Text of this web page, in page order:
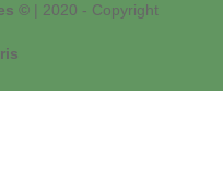
© | 2020 - Copyright